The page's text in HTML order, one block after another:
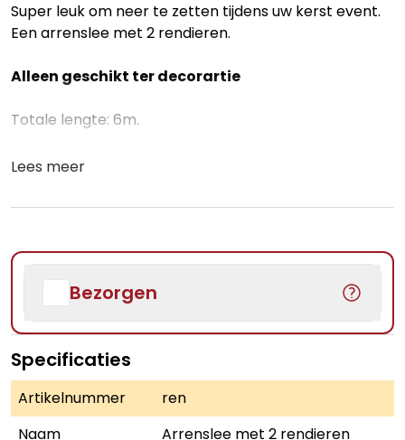
Super leuk om neer te zetten tijdens uw kerst event.
Een arrenslee met 2 rendieren.
Alleen geschikt ter decorartie
Totale lengte: 6m.
Lees meer
Bezorgen
Specificaties
Artikelnummer
ren
Naam
Arrenslee met 2 rendieren